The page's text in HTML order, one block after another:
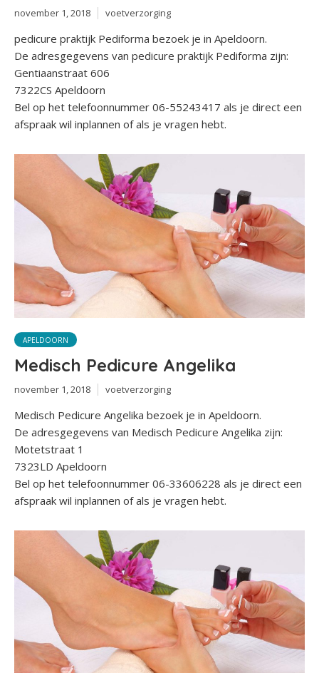
november 1, 2018 voetverzorging
pedicure praktijk Pediforma bezoek je in Apeldoorn.
De adresgegevens van pedicure praktijk Pediforma zijn:
Gentiaanstraat 606
7322CS Apeldoorn
Bel op het telefoonnummer 06-55243417 als je direct een
afspraak wil inplannen of als je vragen hebt.
APELDOORN
Medisch Pedicure Angelika
november 1, 2018 voetverzorging
Medisch Pedicure Angelika bezoek je in Apeldoorn.
De adresgegevens van Medisch Pedicure Angelika zijn:
Motetstraat 1
7323LD Apeldoorn
Bel op het telefoonnummer 06-33606228 als je direct een
afspraak wil inplannen of als je vragen hebt.